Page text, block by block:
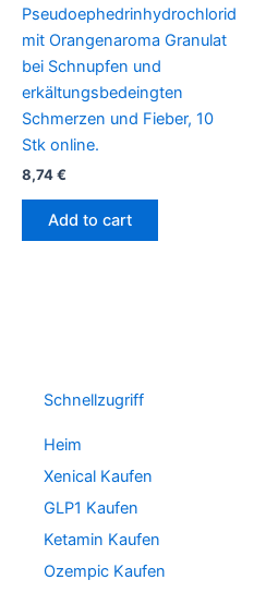
Pseudoephedrinhydrochlorid
mit Orangenaroma Granulat
bei Schnupfen und
erkältungsbedeingten
Schmerzen und Fieber, 10
Stk online.
8,74€
Add to cart
Schnellzugriff
Heim
Xenical Kaufen
GLP1 Kaufen
Ketamin Kaufen
Ozempic Kaufen